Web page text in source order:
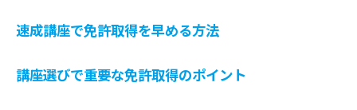
速成講座で免許取得を早める方法
講座選びで重要な免許取得のポイント